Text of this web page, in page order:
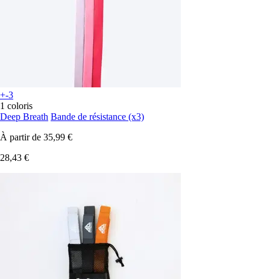
+-3
1 coloris
Deep Breath Bande de résistance (x3)
À partir de 35,99 €
28,43 €